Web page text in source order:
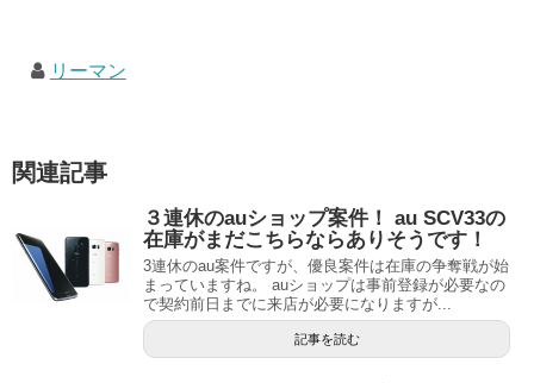
リーマン
関連記事
３連休のauショップ案件！ au SCV33の
在庫がまだこちらならありそうです！
3連休のau案件ですが、優良案件は在庫の争奪戦が始
まっていますね。 auショップは事前登録が必要なの
で契約前日までに来店が必要になりますが...
記事を読む